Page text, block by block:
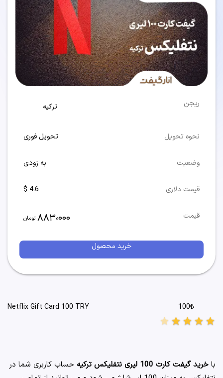
100₺
Netflix Gift Card 100 TRY
star
star
star
star
star
با خرید گیفت کارت 100 لیری نتفلیکس ترکیه
حساب کاربری شما در
ریجن ترکیه
نحوه تحویل تحویل فوری
وضعیت به زودی
قیمت دلاری 4.6 $
قیمت 883،000 تومان
خرید محصول